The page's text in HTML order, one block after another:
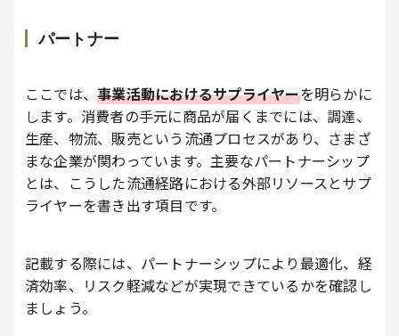
パートナー
ここでは、事業活動におけるサプライヤーを明らかに
します。消費者の手元に商品が届くまでには、調達、
生産、物流、販売という流通プロセスがあり、さまざ
まな企業が関わっています。主要なパートナーシップ
とは、こうした流通経路における外部リソースとサプ
ライヤーを書き出す項目です。
記載する際には、パートナーシップにより最適化、経
済効率、リスク軽減などが実現できているかを確認し
ましょう。